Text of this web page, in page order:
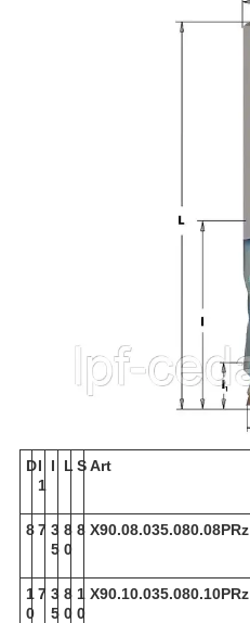
DI
1
I L SArt
87 3
5
8
0
8 X90.08.035.080.08PRz
1
0
7 3
5
8
0
1
0
X90.10.035.080.10PRz